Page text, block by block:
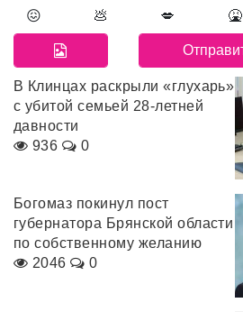
😖 💩 💋 🤮
В Клинцах раскрыли «глухарь»
с убитой семьей 28-летней
давности
936
0
Богомаз покинул пост
губернатора Брянской области
по собственному желанию
2046
0